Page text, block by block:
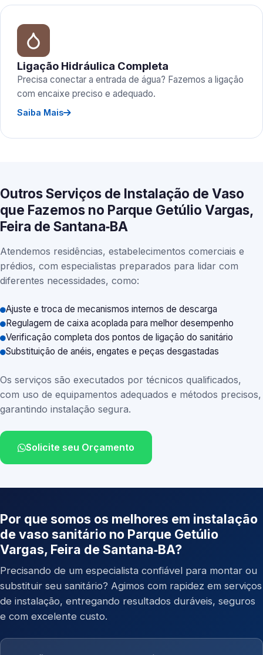
Ligação Hidráulica Completa
Precisa conectar a entrada de água? Fazemos a ligação
com encaixe preciso e adequado.
Saiba Mais
Outros Serviços de Instalação de Vaso
que Fazemos no Parque Getúlio Vargas,
Feira de Santana‑BA
Atendemos residências, estabelecimentos comerciais e
prédios, com especialistas preparados para lidar com
diferentes necessidades, como:
Ajuste e troca de mecanismos internos de descarga
Regulagem de caixa acoplada para melhor desempenho
Verificação completa dos pontos de ligação do sanitário
Substituição de anéis, engates e peças desgastadas
Os serviços são executados por técnicos qualificados,
com uso de equipamentos adequados e métodos precisos,
garantindo instalação segura.
Solicite seu Orçamento
Por que somos os melhores em instalação
de vaso sanitário no Parque Getúlio
Vargas, Feira de Santana‑BA?
Precisando de um especialista confiável para montar ou
substituir seu sanitário? Agimos com rapidez em serviços
de instalação, entregando resultados duráveis, seguros
e com excelente custo.